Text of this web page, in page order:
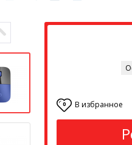
0 В избранное